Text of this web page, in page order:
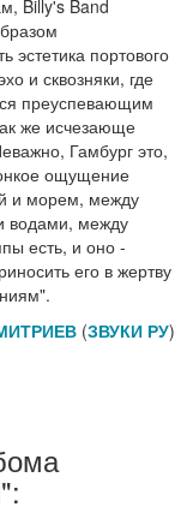
Billy's Band
эстетика портового
и сквозняки, где
преуспевающим
же исчезающе
Гамбург это,
ощущение
и морем, между
водами, между
есть, и оно -
его в жертву
(ЗВУКИ РУ)